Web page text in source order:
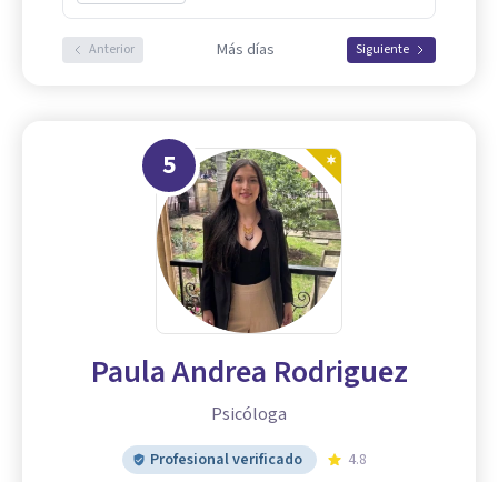
Anterior Más días Siguiente
5
Paula Andrea Rodriguez
Psicóloga
Profesional verificado
4.8